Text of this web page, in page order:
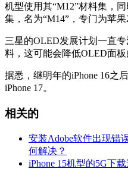
机型使用其“M12”材料集，
集，名为“M14”，专门为苹果
三星的OLED发展计划一直
料，这可能会降低OLED面板
据悉，继明年的‌iPhone 16‌之
iPhone 17。
相关的
安装Adobe软件出现错
何解决？
iPhone 15机型的5G下